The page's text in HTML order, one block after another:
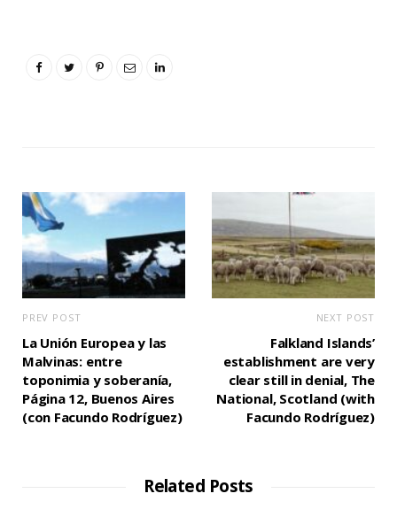
PREV POST
La Unión Europea y las
Malvinas: entre
toponimia y soberanía,
Página 12, Buenos Aires
(con Facundo Rodríguez)
NEXT POST
Falkland Islands’
establishment are very
clear still in denial, The
National, Scotland (with
Facundo Rodríguez)
Related Posts